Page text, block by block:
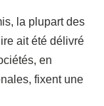
la plupart des
ait été délivré
en
fixent une